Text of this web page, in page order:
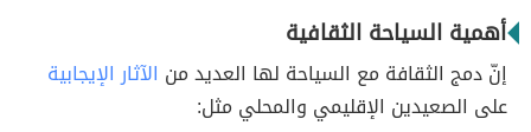
أهمية السياحة الثقافية
إنّ دمج الثقافة مع السياحة لها العديد من الآثار الإيجابية
على الصعيدين الإقليمي والمحلي مثل: